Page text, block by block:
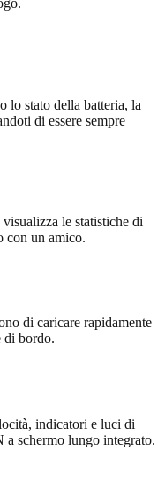
lo stato della batteria, la
di essere sempre
le statistiche di
con un amico.
di caricare rapidamente
di bordo.
indicatori e luci di
schermo lungo integrato.